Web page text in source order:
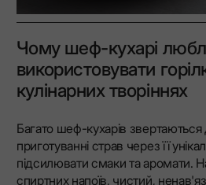
Чому шеф-кухарі
використовувати
кулінарних творіннях
Багато шеф-кухарів звертаються
приготуванні страв через її
підсилювати смаки та аромати.
спиртних напоїв, чистий,